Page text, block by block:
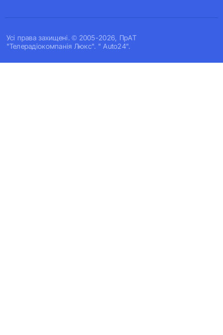
Усi права захищенi. © 2005-2026, ПрАТ
"Телерадіокомпанія Люкс". " Auto24".